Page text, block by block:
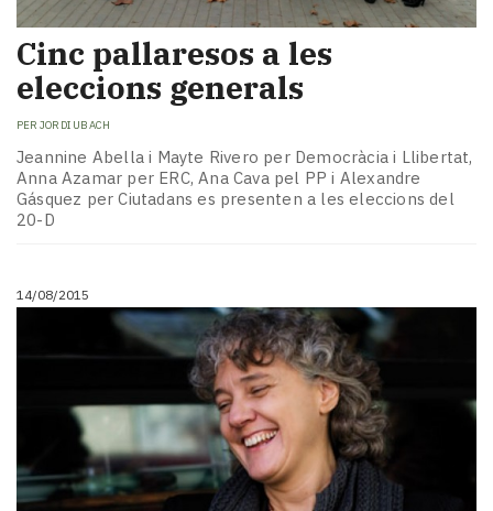
Cinc pallaresos a les
eleccions generals
PER JORDI UBACH
Jeannine Abella i Mayte Rivero per Democràcia i Llibertat,
Anna Azamar per ERC, Ana Cava pel PP i Alexandre
Gásquez per Ciutadans es presenten a les eleccions del
20-D
14/08/2015